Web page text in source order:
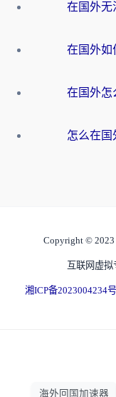
Copyright © 2023
互联网虚
湘ICP备2023004234
海外回国加速器